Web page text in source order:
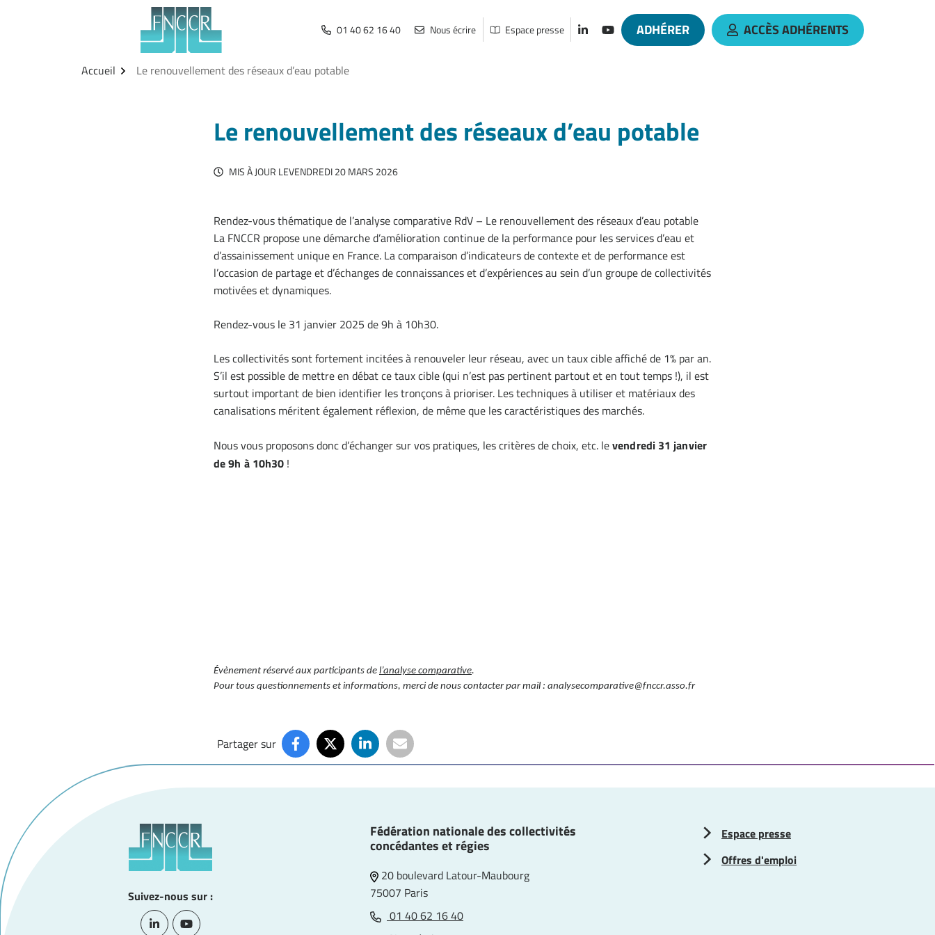
01 40 62 16 40 Nous écrire Espace presse Lien vers le compte Linkedin
Lien vers la chaîne Youtube
ADHÉRER ACCÈS ADHÉRENTS
Accueil Le renouvellement des réseaux d’eau potable
Le renouvellement des réseaux d’eau potable
MIS À JOUR LEVENDREDI 20 MARS 2026
Rendez-vous thématique de l’analyse comparative RdV – Le renouvellement des réseaux d’eau potable
La FNCCR propose une démarche d’amélioration continue de la performance pour les services d’eau et
d’assainissement unique en France. La comparaison d’indicateurs de contexte et de performance est
l’occasion de partage et d’échanges de connaissances et d’expériences au sein d’un groupe de collectivités
motivées et dynamiques.
Rendez-vous le 31 janvier 2025 de 9h à 10h30.
Les collectivités sont fortement incitées à renouveler leur réseau, avec un taux cible affiché de 1% par an.
S’il est possible de mettre en débat ce taux cible (qui n’est pas pertinent partout et en tout temps !), il est
surtout important de bien identifier les tronçons à prioriser. Les techniques à utiliser et matériaux des
canalisations méritent également réflexion, de même que les caractéristiques des marchés.
Nous vous proposons donc d’échanger sur vos pratiques, les critères de choix, etc. levendredi 31 janvier
de 9h à 10h30 !
Évènement réservé aux participants de l’analyse comparative.
Pour tous questionnements et informations, merci de nous contacter par mail : analysecomparative@fnccr.asso.fr
Partager sur
Suivez-nous sur :
Lien vers le compte Linkedin
Lien vers la chaîne Youtube
Fédération nationale des collectivités
concédantes et régies
20 boulevard Latour-Maubourg
75007 Paris
01 40 62 16 40
Espace presse
Offres d'emploi